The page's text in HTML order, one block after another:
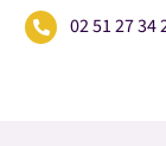
ACTIVITÉS ET
02 51 27 34